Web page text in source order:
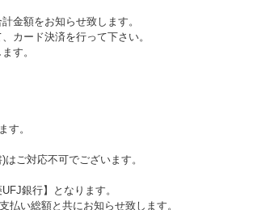
金額をお知らせ致します。
カード決済を行って下さい。
す。
す。
ご対応不可でございます。
銀行】となります。
い総額と共にお知らせ致します。